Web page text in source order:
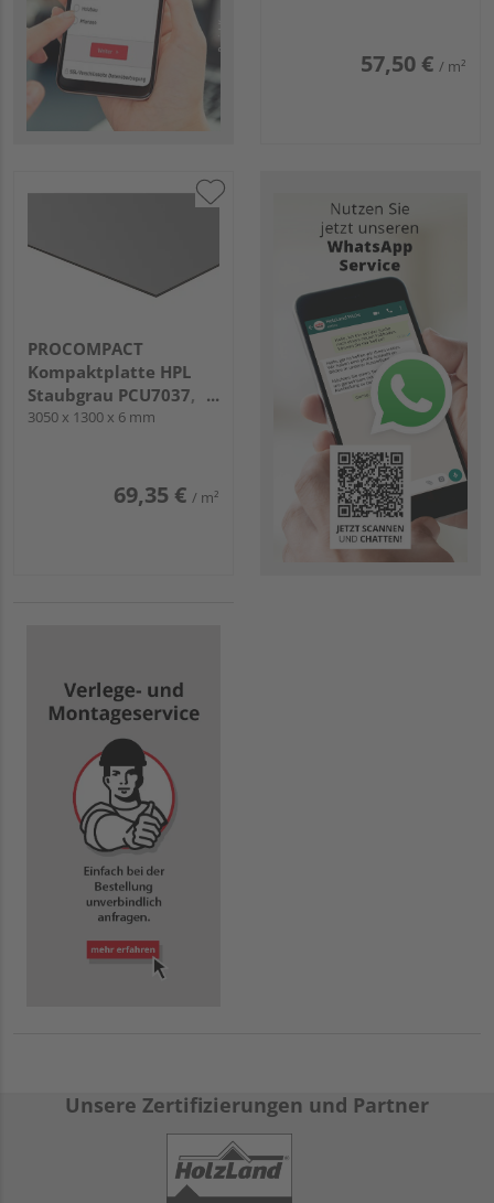
57,50 € / m²
PROCOMPACT
Kompaktplatte HPL
Staubgrau PCU7037,
einseitig mit UV-
3050 x 1300 x 6 mm
69,35 € / m²
Unsere Zertifizierungen und Partner